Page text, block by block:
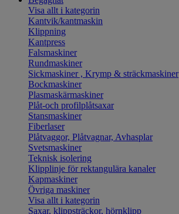
Visa allt i kategorin
Kantvik/kantmaskin
Klippning
Kantpress
Falsmaskiner
Rundmaskiner
Sickmaskiner , Krymp & sträckmaskiner
Bockmaskiner
Plasmaskärmaskiner
Plåt-och profilplåtsaxar
Stansmaskiner
Fiberlaser
Plåtvaggor, Plåtvagnar, Avhasplar
Svetsmaskiner
Teknisk isolering
Klipplinje för rektangulära kanaler
Kapmaskiner
Övriga maskiner
Visa allt i kategorin
Saxar, klippsträckor, hörnklipp